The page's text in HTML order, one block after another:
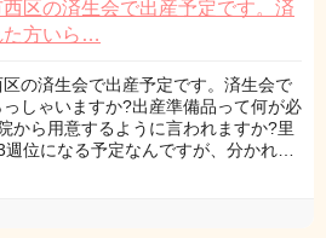
区の済生会で出産予定です。済
た方いら…
の済生会で出産予定です。済生会で
しゃいますか?出産準備品って何が必
から用意するように言われますか?里
位になる予定なんですが、分かれ…